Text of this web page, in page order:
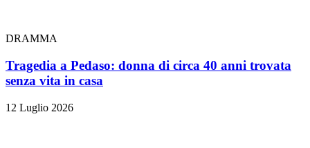
DRAMMA
Tragedia a Pedaso: donna di circa 40 anni trovata
senza vita in casa
12 Luglio 2026